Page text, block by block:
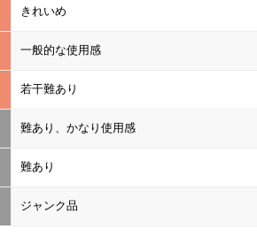
きれいめ
一般的な使用感
若干難あり
難あり、かなり使用感
難あり
ジャンク品